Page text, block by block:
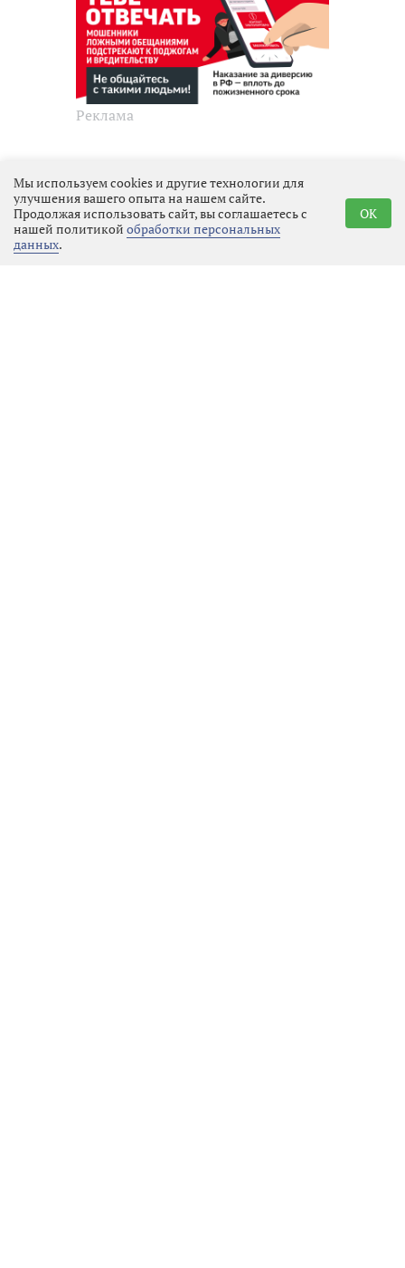
Реклама
Последние новости
Общество 07.08.2026 21:25
новость
Мы используем cookies и другие технологии для
улучшения вашего опыта на нашем сайте.
Продолжая использовать сайт, вы соглашаетесь с
нашей политикой обработки персональных
данных.
OK